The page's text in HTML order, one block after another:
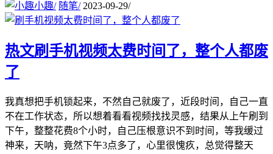
小趣/ 随笔/ 2023-09-29/
热文刷手机视频太费时间了，整个人都废
了
我真想把手机锁起来，不然自己就废了，近段时间，自己一直
不在工作状态，所以想着看看视频找找灵感，结果从上午刷到
下午，整整花费8个小时，自己压根意识不到时间，等我缓过
神来，天呐，竟然下午3点多了，心里很愧疚，总觉得整天